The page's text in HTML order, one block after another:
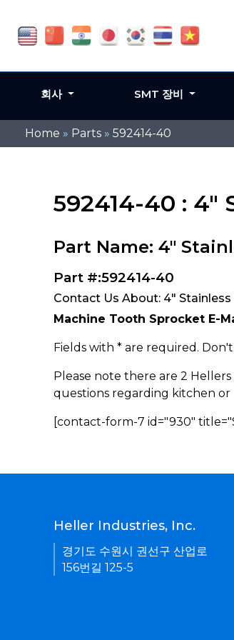
Home » Parts » 592414-40
592414-40 : 4"
Part Name: 4"
Part #:592414-40
Contact Us About: 4"
Machine Tooth Sprocket E-
Fields with * are required.
Please note there are 2
questions regarding kitchen
[contact-form-7 id="930"
회사 SMT 장비
Heller Industries, Inc.
경기도 수원시 권선구 산업로
156번길 125-5